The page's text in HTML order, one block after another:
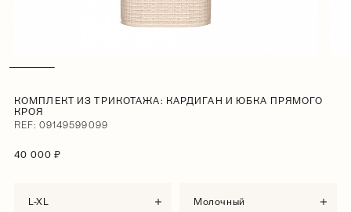
КОМПЛЕКТ ИЗ ТРИКОТАЖА: КАРДИГАН И ЮБКА ПРЯМОГО
КРОЯ
REF: 09149599099
40 000 ₽
L-XL молочный